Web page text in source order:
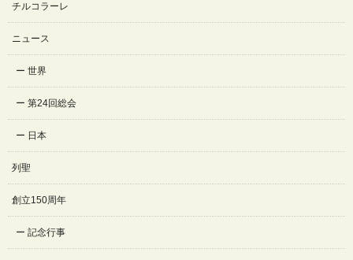
チルコラーレ
ニュース
世界
第24回総会
日本
列聖
創立150周年
記念行事